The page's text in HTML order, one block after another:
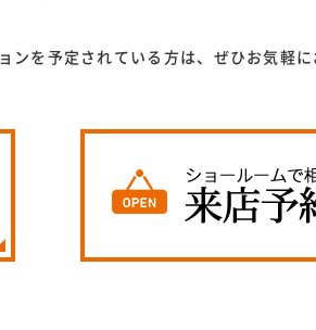
を予定されている方は、ぜひお気軽に